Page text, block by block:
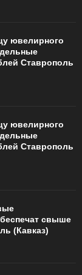
ювелирного
Ставрополь
ювелирного
Ставрополь
свыше
(Кавказ)